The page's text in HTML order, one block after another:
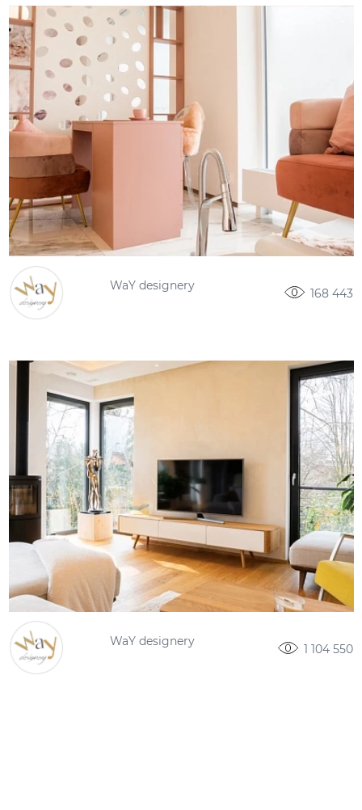
WaY designery
168 443
WaY designery
1 104 550